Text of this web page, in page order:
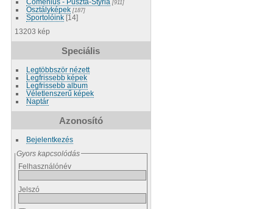
[911]
Osztályképek [187]
Sportolóink [14]
13203 kép
Speciális
Legtöbbször nézett
Legfrissebb képek
Legfrissebb album
Véletlenszerű képek
Naptár
Azonosító
Bejelentkezés
Gyors kapcsolódás
Felhasználónév
Jelszó